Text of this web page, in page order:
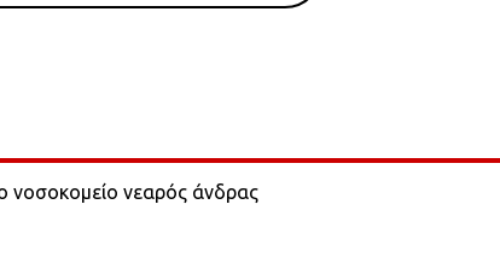
νοσοκομείο νεαρός άνδρας